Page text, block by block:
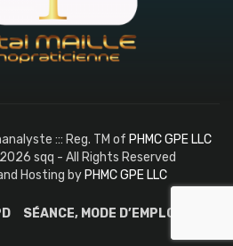
::: Reg. TM of PHMC GPE LLC
sqq - All Rights Reserved
Hosting byPHMC GPE LLC
SÉANCE, MODE D’EMPLOI